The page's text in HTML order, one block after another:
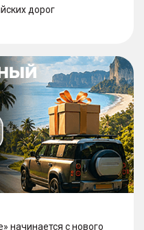
дорог
начинается с нового